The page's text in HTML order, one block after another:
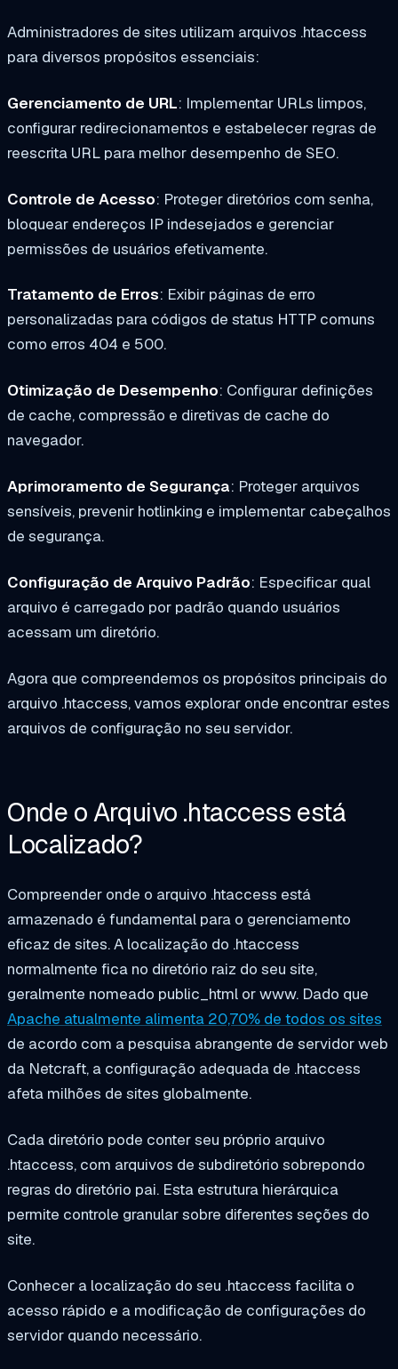
Administradores de sites utilizam arquivos .htaccess
para diversos propósitos essenciais:
Gerenciamento de URL: Implementar URLs limpos,
configurar redirecionamentos e estabelecer regras de
reescrita URL para melhor desempenho de SEO.
Controle de Acesso: Proteger diretórios com senha,
bloquear endereços IP indesejados e gerenciar
permissões de usuários efetivamente.
Tratamento de Erros: Exibir páginas de erro
personalizadas para códigos de status HTTP comuns
como erros 404 e 500.
Otimização de Desempenho: Configurar definições
de cache, compressão e diretivas de cache do
navegador.
Aprimoramento de Segurança: Proteger arquivos
sensíveis, prevenir hotlinking e implementar cabeçalhos
de segurança.
Configuração de Arquivo Padrão: Especificar qual
arquivo é carregado por padrão quando usuários
acessam um diretório.
Agora que compreendemos os propósitos principais do
arquivo .htaccess, vamos explorar onde encontrar estes
arquivos de configuração no seu servidor.
Onde o Arquivo .htaccess está
Localizado?
Compreender onde o arquivo .htaccess está
armazenado é fundamental para o gerenciamento
eficaz de sites. A localização do .htaccess
normalmente fica no diretório raiz do seu site,
geralmente nomeado public_html orwww. Dado que
Apache atualmente alimenta 20,70% de todos os sites
de acordo com a pesquisa abrangente de servidor web
da Netcraft, a configuração adequada de .htaccess
afeta milhões de sites globalmente.
Cada diretório pode conter seu próprio arquivo
.htaccess, com arquivos de subdiretório sobrepondo
regras do diretório pai. Esta estrutura hierárquica
permite controle granular sobre diferentes seções do
site.
Conhecer a localização do seu .htaccess facilita o
acesso rápido e a modificação de configurações do
servidor quando necessário.